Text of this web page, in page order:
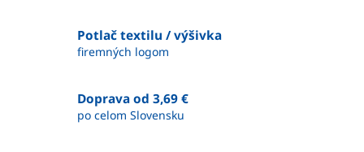
Potlač textilu / výšivka
firemných logom
Doprava od 3,69 €
po celom Slovensku